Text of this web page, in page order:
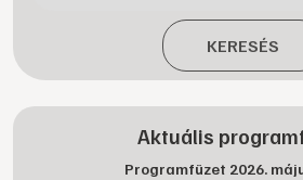
KERESÉS
Aktuális
Programfüzet 2026.